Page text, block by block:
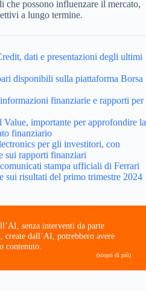
che possono influenzare il mercato,
a lungo termine.
dati e presentazioni degli ultimi
disponibili sulla piattaforma Borsa
finanziarie e rapporti per
importante per approfondire la
finanziario
per gli investitori, con
sui rapporti finanziari
stampa ufficiali di Ferrari
sui risultati del primo trimestre 2024
senza interventi da parte
create dall’AI, potrebbero avere
contenuto.
(scopri di più)